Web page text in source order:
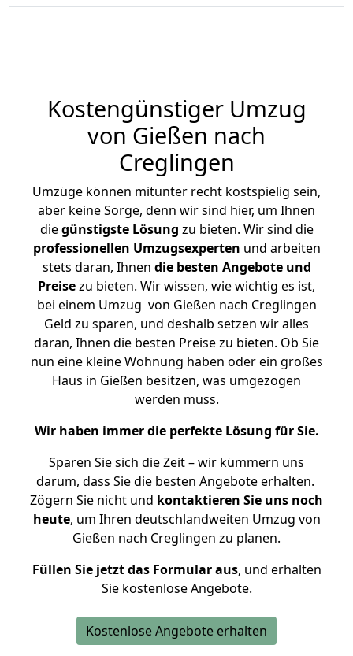
Kostengünstiger Umzug
von Gießen nach
Creglingen
Umzüge können mitunter recht kostspielig sein,
aber keine Sorge, denn wir sind hier, um Ihnen
diegünstigste Lösung zu bieten. Wir sind die
professionellen Umzugsexperten und arbeiten
stets daran, Ihnen die besten Angebote und
Preisezu bieten. Wir wissen, wie wichtig es ist,
bei einem Umzug von Gießen nach Creglingen
Geld zu sparen, und deshalb setzen wir alles
daran, Ihnen die besten Preise zu bieten. Ob Sie
nun eine kleine Wohnung haben oder ein großes
Haus in Gießen besitzen, was umgezogen
werden muss.
Wir haben immer die perfekte Lösung für Sie.
Sparen Sie sich die Zeit – wir kümmern uns
darum, dass Sie die besten Angebote erhalten.
Zögern Sie nicht und kontaktieren Sie uns noch
heute, um Ihren deutschlandweiten Umzug von
Gießen nach Creglingen zu planen.
Füllen Sie jetzt das Formular aus, und erhalten
Sie kostenlose Angebote.
Kostenlose Angebote erhalten